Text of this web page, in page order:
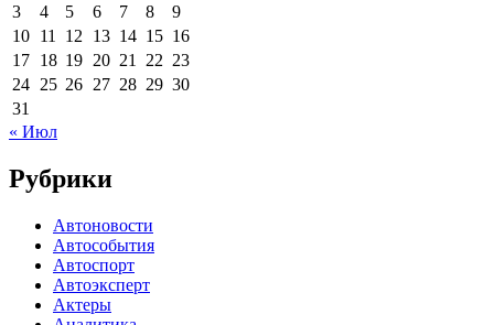
3
4 5 6 7 8
9
10 11 12 13 14 15 16
17 18 19 20 21 22 23
24 25 26 27 28 29 30
31
« Июл
Рубрики
Автоновости
Автособытия
Автоспорт
Автоэксперт
Актеры